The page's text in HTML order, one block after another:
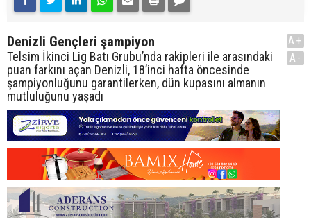
Denizli Gençleri şampiyon
Telsim İkinci Lig Batı Grubu’nda rakipleri ile arasındaki
puan farkını açan Denizli, 18’inci hafta öncesinde
şampiyonluğunu garantilerken, dün kupasını almanın
mutluluğunu yaşadı
A+
A-